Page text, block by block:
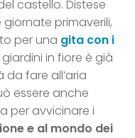
castello. Distese
primaverili,
per una gita con i
in fiore è già
fare all’aria
essere anche
per avvicinare i
e al mondo dei